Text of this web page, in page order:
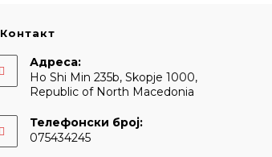
Контакт
Адреса:
Ho Shi Min 235b, Skopje 1000,
Republic of North Macedonia
Телефонски број:
075434245